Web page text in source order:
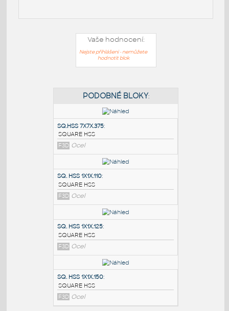
Vaše hodnocení:
Nejste přihlášeni - nemůžete
hodnotit blok
PODOBNÉ BLOKY
SQ.HSS 7X7X.375
SQUARE HSS
F3D Ocel
SQ. HSS 1X1X.110:
SQUARE HSS
F3D Ocel